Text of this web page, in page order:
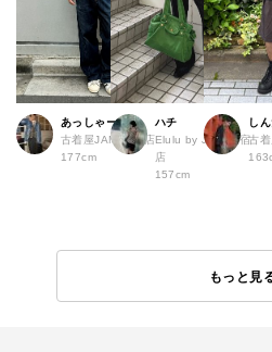
あっしゃー
古着屋JAM 原宿店
177cm
ハチ
Elulu by JAM 原宿
店
157cm
し
古
もっと見